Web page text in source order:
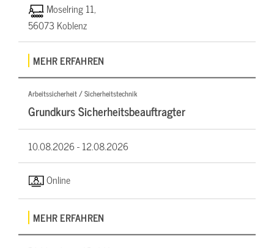
Moselring 11,
56073 Koblenz
MEHR ERFAHREN
Arbeitssicherheit / Sicherheitstechnik
Grundkurs Sicherheitsbeauftragter
10.08.2026 -12.08.2026
Online
MEHR ERFAHREN